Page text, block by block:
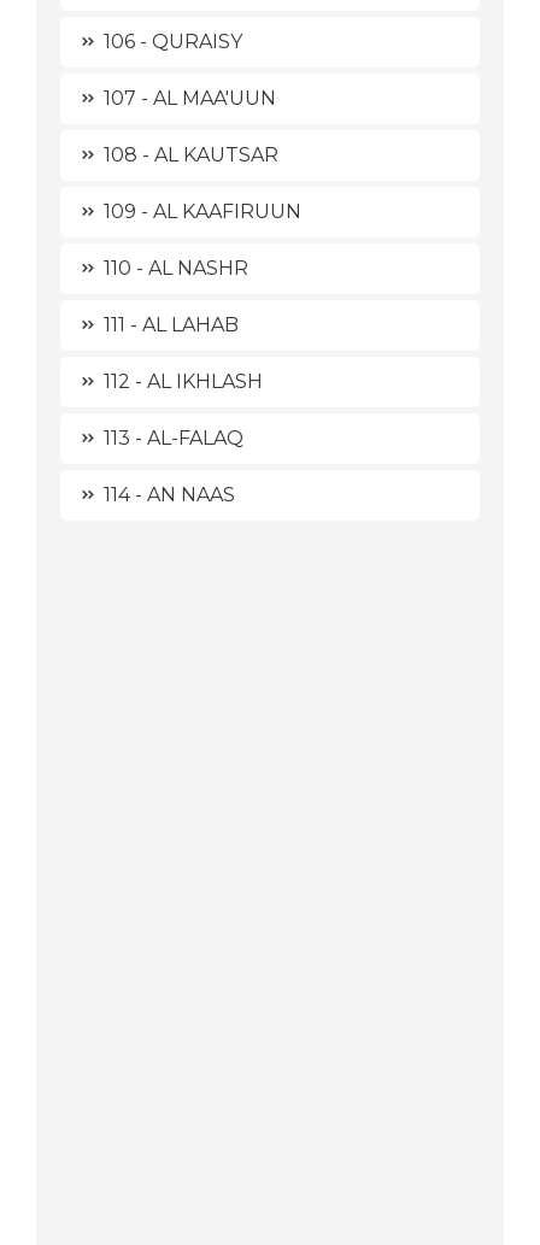
106 - QURAISY
107 - AL MAA'UUN
108 - AL KAUTSAR
109 - AL KAAFIRUUN
110 - AL NASHR
111 - AL LAHAB
112 - AL IKHLASH
113 - AL-FALAQ
114 - AN NAAS